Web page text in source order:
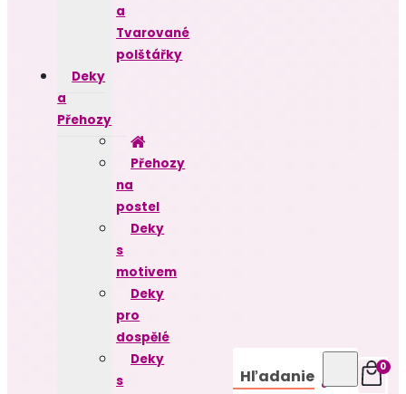
a
Tvarované
polštářky
Deky
a
Přehozy
Přehozy
na
postel
Deky
s
motivem
Deky
pro
dospělé
Deky
s
Hľadanie 0